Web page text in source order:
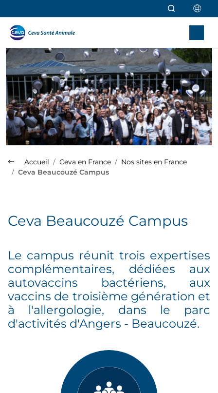
Accueil Ceva en France
Nos sites en France
Ceva Beaucouzé Campus
Ceva Beaucouzé Campus
Le campus réunit trois expertises
complémentaires, dédiées aux
autovaccins bactériens, aux
vaccins de troisième génération et
à l'allergologie, dans le parc
d'activités d'Angers - Beaucouzé.